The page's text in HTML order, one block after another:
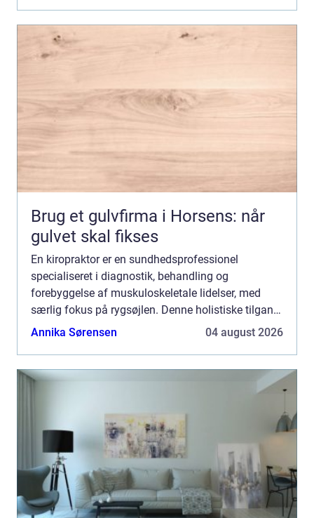
Brug et gulvfirma i Horsens: når
gulvet skal fikses
En kiropraktor er en sundhedsprofessionel
specialiseret i diagnostik, behandling og
forebyggelse af muskuloskeletale lidelser, med
særlig fokus på rygsøjlen. Denne holistiske tilgang
til kroppens velvære arbejder ud fra den f...
Annika Sørensen 04 august 2026